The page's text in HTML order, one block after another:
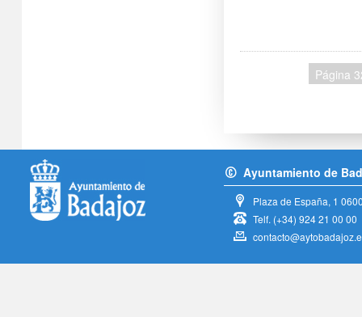
Página
Ayuntamiento de
Plaza de España, 1
Telf. (+34) 924 21 00 00